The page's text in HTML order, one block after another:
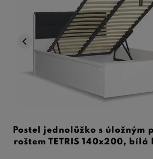
Postel jednolůžko s úložným
roštem TETRIS 140x200, bílá